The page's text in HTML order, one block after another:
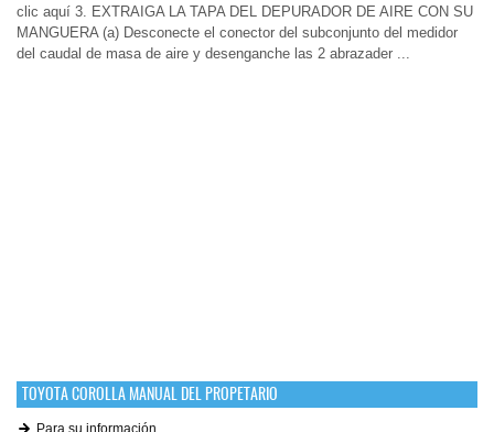
clic aquí 3. EXTRAIGA LA TAPA DEL DEPURADOR DE AIRE CON SU
MANGUERA (a) Desconecte el conector del subconjunto del medidor
del caudal de masa de aire y desenganche las 2 abrazader ...
TOYOTA COROLLA MANUAL DEL PROPETARIO
Para su información